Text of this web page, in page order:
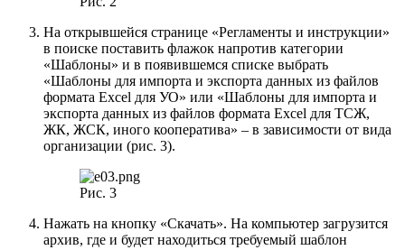
На открывшейся странице «Регламенты и инструкции»
в поиске поставить флажок напротив категории
«Шаблоны» и в появившемся списке выбрать
«Шаблоны для импорта и экспорта данных из файлов
формата Excel для УО» или «Шаблоны для импорта и
экспорта данных из файлов формата Excel для ТСЖ,
ЖК, ЖСК, иного кооператива» – в зависимости от вида
организации (рис. 3).
Рис. 3
Нажать на кнопку «Скачать». На компьютер загрузится
архив, где и будет находиться требуемый шаблон